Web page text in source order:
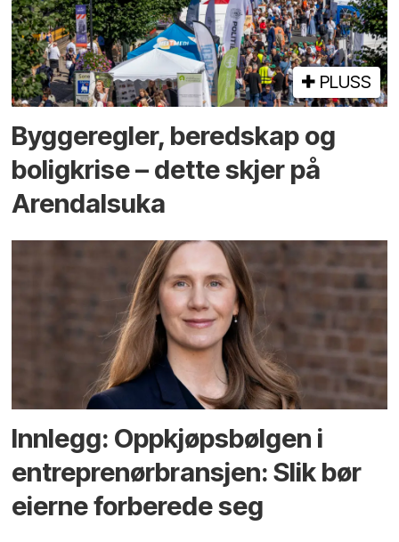
PLUSS
Bygge­regler, beredskap og
bolig­krise – dette skjer på
Arendals­uka
Innlegg: Oppkjøps­bølgen i
entreprenør­bransjen: Slik bør
eierne forberede seg